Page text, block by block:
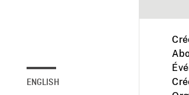
ENGLISH